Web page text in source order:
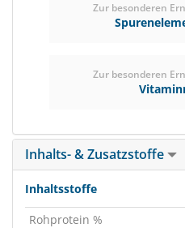
Zur besonderen
Zur besonderen
Inhalts- & Zusatzstoffe
Inhaltsstoffe
Rohprotein %